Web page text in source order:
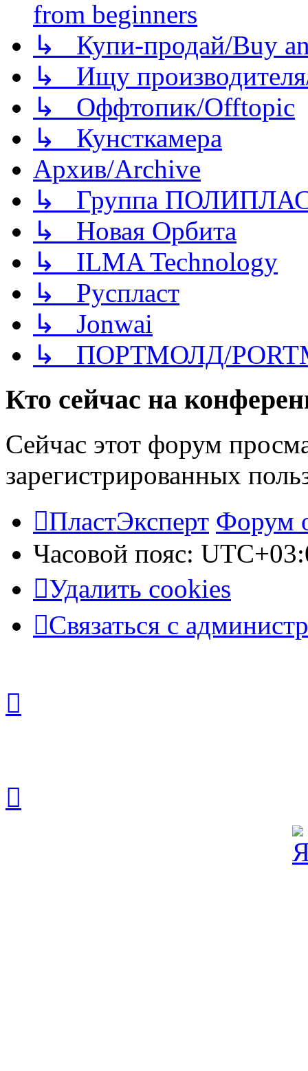
from beginners
↳ Купи-продай/Buy
↳ Ищу
↳ Оффтопик/Offtopic
↳ Кунсткамера
Архив/Archive
↳ Группа
↳ Новая Орбита
↳ ILMA Technology
↳ Руспласт
↳ Jonwai
↳ ПОРТМОЛД/
Кто сейчас на
Сейчас этот форум
зарегистрированных
ПластЭксперт Форум
Часовой пояс:
Удалить cookies
Связаться с